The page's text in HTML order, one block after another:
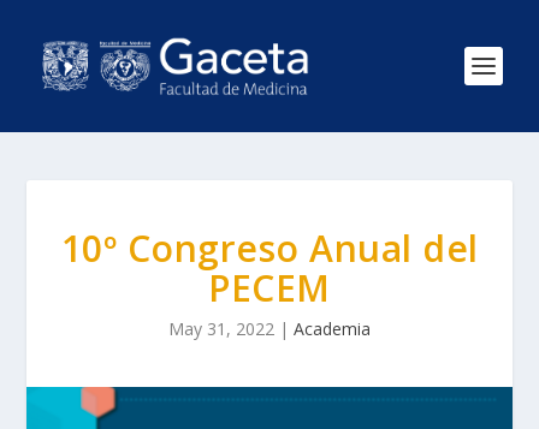
10º Congreso Anual del
PECEM
May 31, 2022 | Academia